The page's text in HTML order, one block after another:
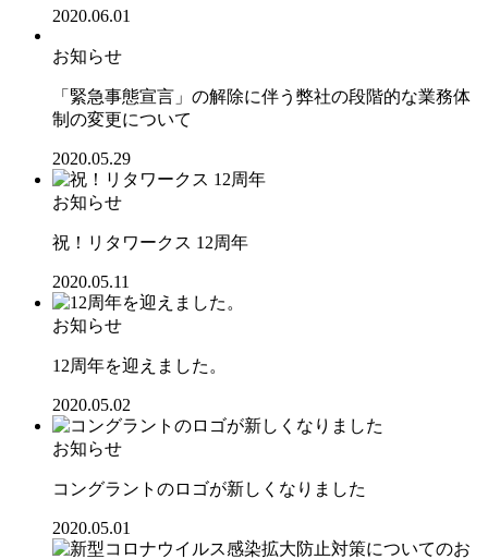
2020.06.01
お知らせ
「緊急事態宣言」の解除に伴う弊社の段階的な業務体
制の変更について
2020.05.29
お知らせ
祝！リタワークス 12周年
2020.05.11
お知らせ
12周年を迎えました。
2020.05.02
お知らせ
コングラントのロゴが新しくなりました
2020.05.01